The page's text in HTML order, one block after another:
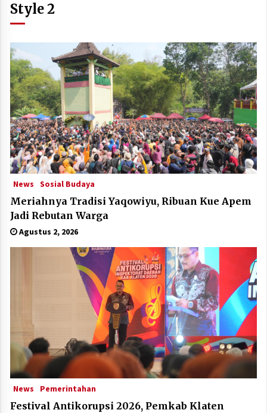
Style 2
News Sosial Budaya
Meriahnya Tradisi Yaqowiyu, Ribuan Kue Apem
Jadi Rebutan Warga
Agustus 2, 2026
News Pemerintahan
Festival Antikorupsi 2026, Pemkab Klaten